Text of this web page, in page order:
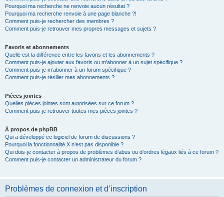
Pourquoi ma recherche ne renvoie aucun résultat ?
Pourquoi ma recherche renvoie à une page blanche ?!
Comment puis-je rechercher des membres ?
Comment puis-je retrouver mes propres messages et sujets ?
Favoris et abonnements
Quelle est la différence entre les favoris et les abonnements ?
Comment puis-je ajouter aux favoris ou m’abonner à un sujet spécifique ?
Comment puis-je m’abonner à un forum spécifique ?
Comment puis-je résilier mes abonnements ?
Pièces jointes
Quelles pièces jointes sont autorisées sur ce forum ?
Comment puis-je retrouver toutes mes pièces jointes ?
À propos de phpBB
Qui a développé ce logiciel de forum de discussions ?
Pourquoi la fonctionnalité X n’est pas disponible ?
Qui dois-je contacter à propos de problèmes d’abus ou d’ordres légaux liés à ce forum ?
Comment puis-je contacter un administrateur du forum ?
Problèmes de connexion et d’inscription